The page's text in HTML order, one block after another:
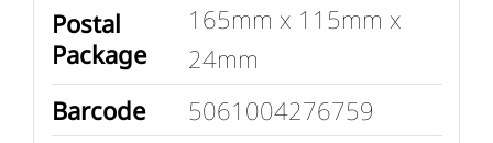
Postal
Package
165mm x 115mm x
24mm
Barcode
5061004276759